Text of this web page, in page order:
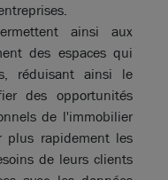
ainsi aux
des espaces qui
réduisant ainsi le
des opportunités
de l'immobilier
plus rapidement les
de leurs clients